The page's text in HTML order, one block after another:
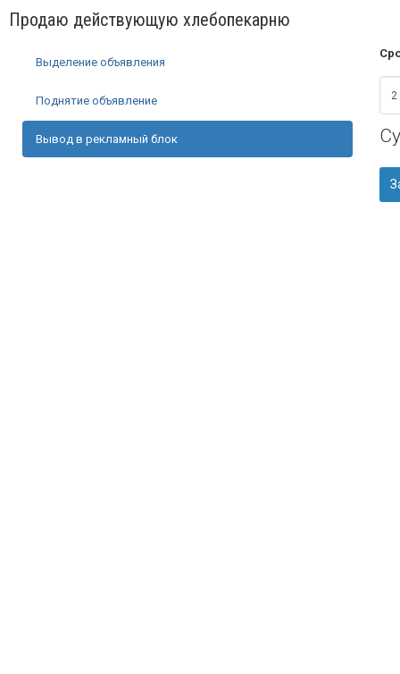
Продаю действующую хлебопекарню
Выделение объявления
Поднятие объявление
Вывод в рекламный блок